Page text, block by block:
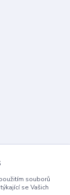
souborů
se Vašich